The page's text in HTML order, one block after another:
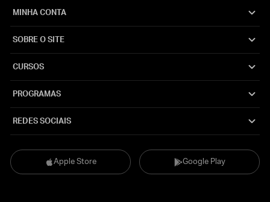
Apple Store Google Play
MINHA CONTA
SOBRE O SITE
CURSOS
PROGRAMAS
REDES SOCIAIS